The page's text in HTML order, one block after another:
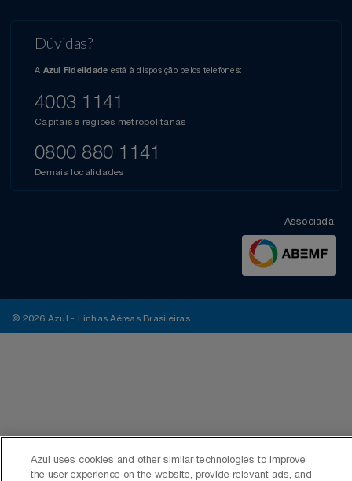
Dúvidas?
A Azul Fidelidade está à disposição pelos telefones:
4003 1141
Capitais e regiões metropolitanas
0800 880 1141
Demais localidades
Associada:
© 2026 Azul - Linhas Aéreas Brasileiras
Azul uses cookies and other similar technologies to improve
the user experience on the website, provide relevant ads, and